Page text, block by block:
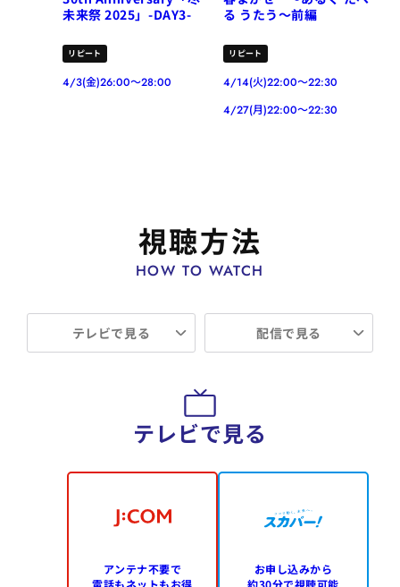
未来祭 2025」-DAY3-
リピート
4/3(金)26:00～28:00
る うたう～前編
リピート
4/14(火)22:00～22:30
4/27(月)22:00～22:30
視聴方法
HOW TO WATCH
テレビで見る 配信で見る
テレビで見る
アンテナ不要で
お申し込みから